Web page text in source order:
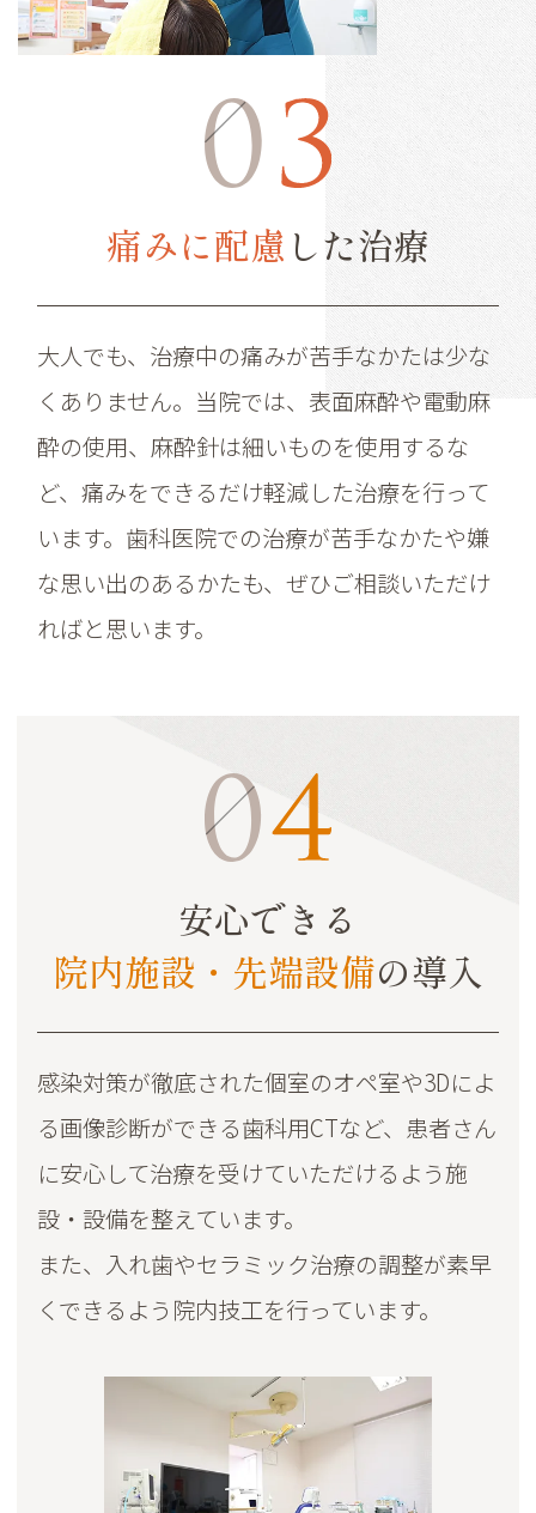
痛みに配慮 した治療
大人でも、治療中の痛みが苦手なかたは少な
くありません。当院では、表面麻酔や電動麻
酔の使用、麻酔針は細いものを使用するな
ど、痛みをできるだけ軽減した治療を行って
います。歯科医院での治療が苦手なかたや嫌
な思い出のあるかたも、ぜひご相談いただけ
ればと思います。
安心できる
院内施設・先端設備の導入
感染対策が徹底された個室のオペ室や3Dによ
る画像診断ができる歯科用CTなど、患者さん
に安心して治療を受けていただけるよう施
設・設備を整えています。
また、入れ歯やセラミック治療の調整が素早
くできるよう院内技工を行っています。